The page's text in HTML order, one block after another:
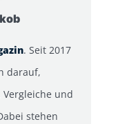
. Seit 2017
darauf,
und
stehen